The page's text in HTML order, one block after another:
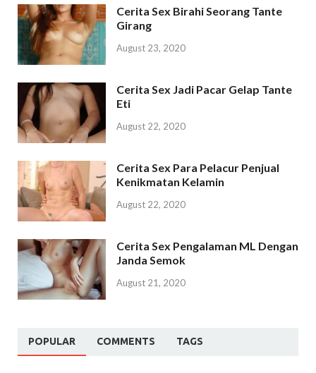
Cerita Sex Birahi Seorang Tante
Girang
August 23, 2020
Cerita Sex Jadi Pacar Gelap Tante
Eti
August 22, 2020
Cerita Sex Para Pelacur Penjual
Kenikmatan Kelamin
August 22, 2020
Cerita Sex Pengalaman ML Dengan
Janda Semok
August 21, 2020
POPULAR COMMENTS TAGS